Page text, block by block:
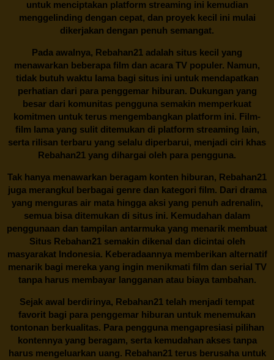
untuk menciptakan platform streaming ini kemudian
menggelinding dengan cepat, dan proyek kecil ini mulai
dikerjakan dengan penuh semangat.
Pada awalnya, Rebahan21 adalah situs kecil yang
menawarkan beberapa film dan acara TV populer. Namun,
tidak butuh waktu lama bagi situs ini untuk mendapatkan
perhatian dari para penggemar hiburan. Dukungan yang
besar dari komunitas pengguna semakin memperkuat
komitmen untuk terus mengembangkan platform ini. Film-
film lama yang sulit ditemukan di platform streaming lain,
serta rilisan terbaru yang selalu diperbarui, menjadi ciri khas
Rebahan21 yang dihargai oleh para pengguna.
Tak hanya menawarkan beragam konten hiburan, Rebahan21
juga merangkul berbagai genre dan kategori film. Dari drama
yang menguras air mata hingga aksi yang penuh adrenalin,
semua bisa ditemukan di situs ini. Kemudahan dalam
penggunaan dan tampilan antarmuka yang menarik membuat
Situs Rebahan21semakin dikenal dan dicintai oleh
masyarakat Indonesia. Keberadaannya memberikan alternatif
menarik bagi mereka yang ingin menikmati film dan serial TV
tanpa harus membayar langganan atau biaya tambahan.
Sejak awal berdirinya, Rebahan21 telah menjadi tempat
favorit bagi para penggemar hiburan untuk menemukan
tontonan berkualitas. Para pengguna mengapresiasi pilihan
kontennya yang beragam, serta kemudahan akses tanpa
harus mengeluarkan uang. Rebahan21terus berusaha untuk